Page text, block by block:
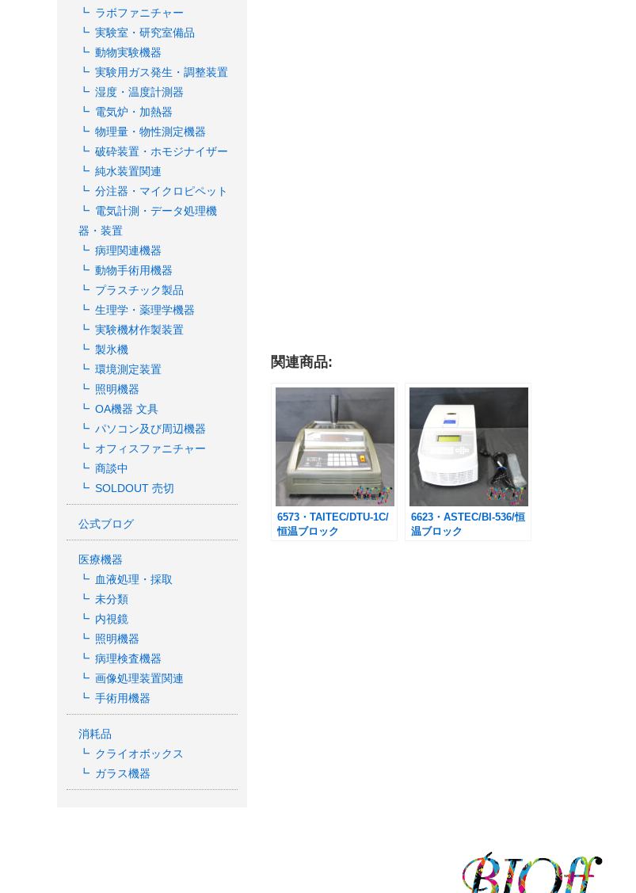
ラボファニチャー
実験室・研究室備品
動物実験機器
実験用ガス発生・調整装置
湿度・温度計測器
電気炉・加熱器
物理量・物性測定機器
破砕装置・ホモジナイザー
純水装置関連
分注器・マイクロピペット
電気計測・データ処理機
器・装置
病理関連機器
動物手術用機器
プラスチック製品
生理学・薬理学機器
実験機材作製装置
製氷機
環境測定装置
照明機器
OA機器 文具
パソコン及び周辺機器
オフィスファニチャー
商談中
SOLDOUT 売切
公式ブログ
医療機器
血液処理・採取
未分類
内視鏡
照明機器
病理検査機器
画像処理装置関連
手術用機器
消耗品
クライオボックス
ガラス機器
関連商品:
6573・TAITEC/DTU-1C/
恒温ブロック
6623・ASTEC/BI-536/恒
温ブロック